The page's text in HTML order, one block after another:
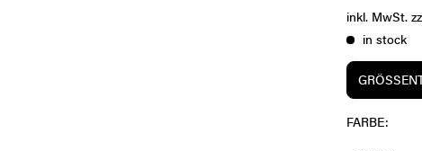
inkl. MwSt.
in stock
FARBE: